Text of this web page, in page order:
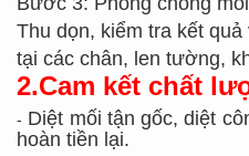
Thu dọn, kiểm tra kết
tại các chân, len tường,
2.Cam kết chất
- Diệt mối tận gốc, diệt
hoàn tiền lại.